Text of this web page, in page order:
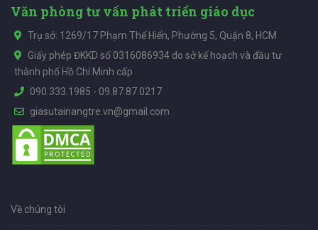
Văn phòng tư vấn phát triển giáo dục
Trụ sở: 1269/17 Phạm Thế Hiển, Phường 5, Quận 8, HCM
Giấy phép ĐKKD số 0316086934 do sở kế hoạch và đầu tư
thành phố Hồ Chí Minh cấp
090.333.1985 - 09.87.87.0217
giasutainangtre.vn@gmail.com
Về chúng tôi